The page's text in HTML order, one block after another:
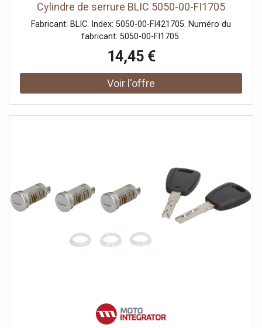
Cylindre de serrure BLIC 5050-00-FI1705
Fabricant: BLIC. Index: 5050-00-FI421705. Numéro du
fabricant: 5050-00-FI1705.
14,45 €